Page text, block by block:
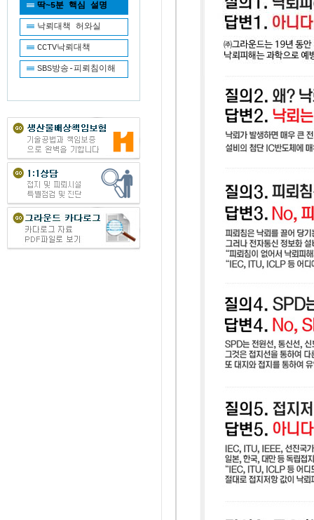
딱~5분 핵심 설명
낙뢰대책 허와실
CCTV낙뢰대책
SBS방송-피뢰침이해